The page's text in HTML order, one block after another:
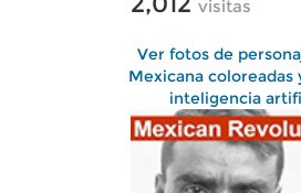
visitas
Ver fotos de
Mexicana coloreadas
inteligencia